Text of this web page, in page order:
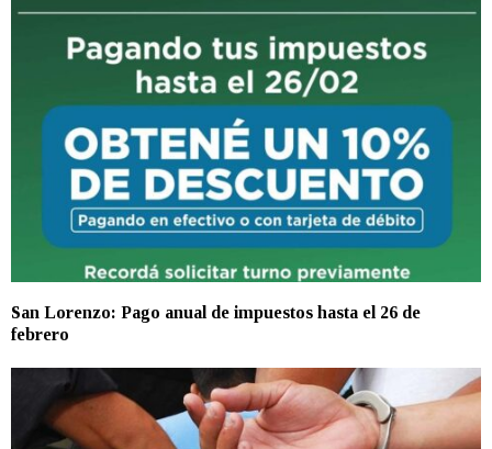
San Lorenzo: Pago anual de impuestos hasta el 26 de
febrero